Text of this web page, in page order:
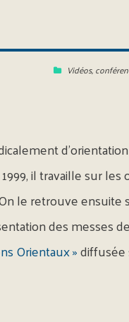
Vidéos,
il travaille sur les
le retrouve ensuite
des messes
Orientaux »diffusée